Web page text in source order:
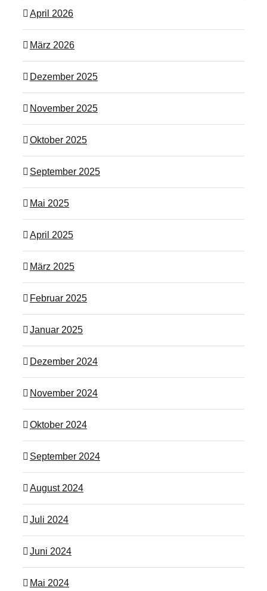
April 2026
März 2026
Dezember 2025
November 2025
Oktober 2025
September 2025
Mai 2025
April 2025
März 2025
Februar 2025
Januar 2025
Dezember 2024
November 2024
Oktober 2024
September 2024
August 2024
Juli 2024
Juni 2024
Mai 2024